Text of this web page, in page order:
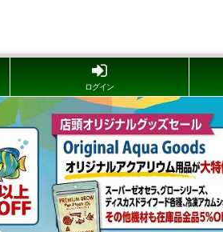
ログイン